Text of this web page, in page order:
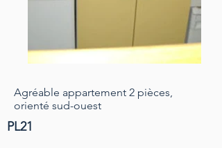
Agréable appartement 2 pièces,
orienté sud-ouest
PL21